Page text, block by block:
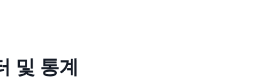
및 통계